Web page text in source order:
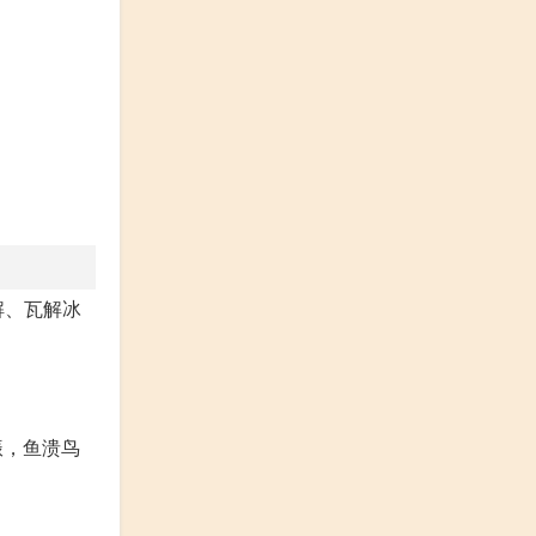
瓦解冰
鱼溃鸟